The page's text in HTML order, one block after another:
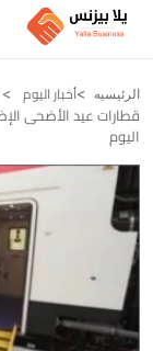
الرئيسيه أخبار اليوم
قطارات عيد الأضحى
اليوم